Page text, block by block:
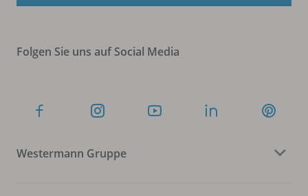
Folgen Sie uns auf Social Media
Westermann Gruppe